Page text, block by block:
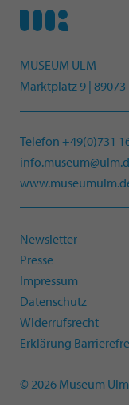
MUSEUM ULM
Marktplatz 9 | 89073
Telefon +49(0)731
Newsletter
Presse
Impressum
Datenschutz
Widerrufsrecht
Erklärung
© 2026 Museum Ulm